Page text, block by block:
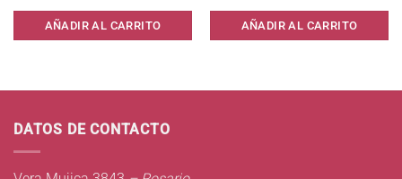
AÑADIR AL CARRITO AÑADIR AL CARRITO
DATOS DE CONTACTO